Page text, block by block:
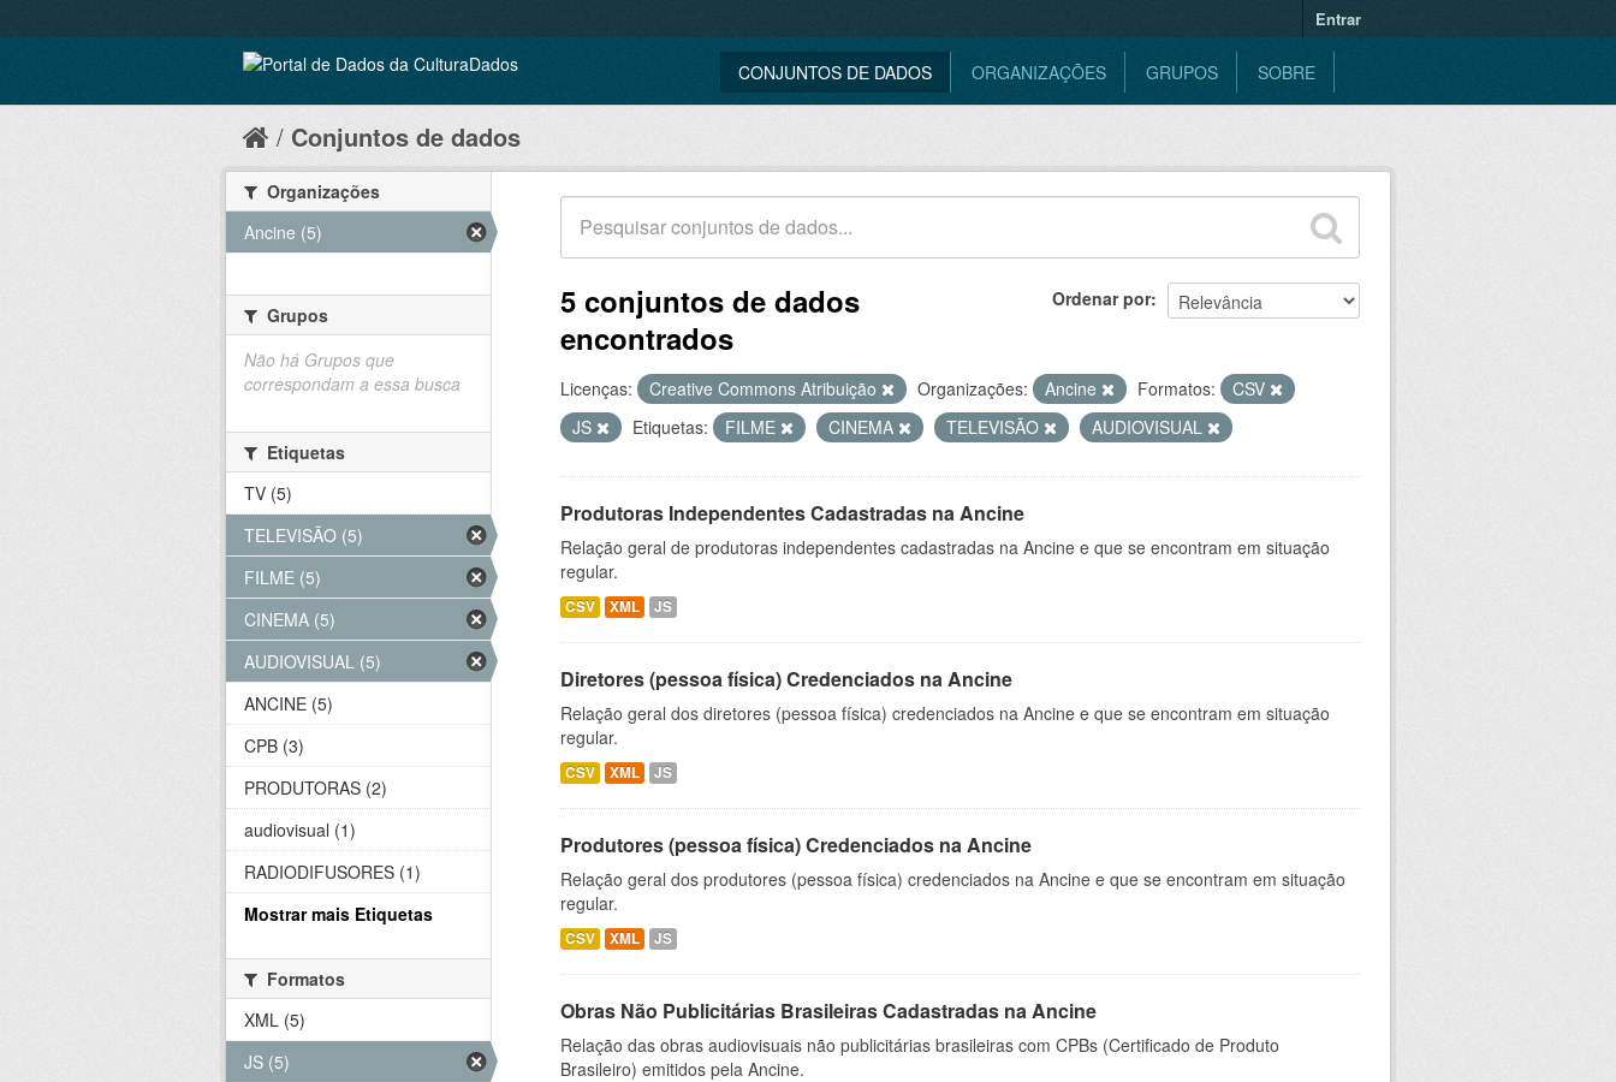
Entrar
CONJUNTOS DE DADOS ORGANIZAÇÕES GRUPOS SOBRE
Conjuntos de dados
Ordenar por
5 conjuntos de dados
encontrados
Licenças: Creative Commons Atribuição Organizações: Ancine Formatos:
CSV
JS
Etiquetas: FILME CINEMA TELEVISÃO AUDIOVISUAL
Produtoras Independentes Cadastradas na Ancine
Relação geral de produtoras independentes cadastradas na Ancine e que se encontram em situação
regular.
CSV XML JS
Diretores (pessoa física) Credenciados na Ancine
Relação geral dos diretores (pessoa física) credenciados na Ancine e que se encontram em situação
regular.
CSV XML JS
Produtores (pessoa física) Credenciados na Ancine
Relação geral dos produtores (pessoa física) credenciados na Ancine e que se encontram em situação
regular.
CSV XML JS
Obras Não Publicitárias Brasileiras Cadastradas na Ancine
Relação das obras audiovisuais não publicitárias brasileiras com CPBs (Certificado de Produto
Brasileiro) emitidos pela Ancine.
Organizações
Ancine (5)
Grupos
Não há Grupos que
correspondam a essa busca
Etiquetas
TV (5)
TELEVISÃO (5)
FILME (5)
CINEMA (5)
AUDIOVISUAL (5)
ANCINE (5)
CPB (3)
PRODUTORAS (2)
audiovisual (1)
RADIODIFUSORES (1)
Mostrar mais Etiquetas
Formatos
XML (5)
JS (5)